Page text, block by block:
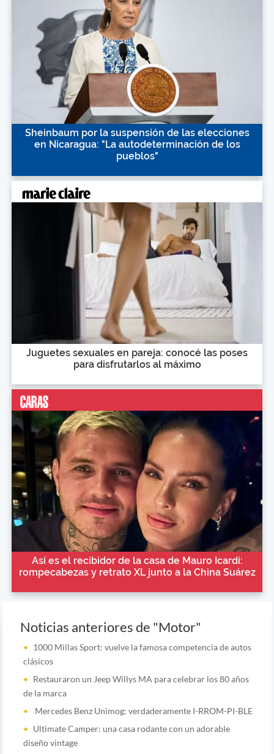
Sheinbaum por la suspensión de las elecciones
en Nicaragua: "La autodeterminación de los
pueblos"
Juguetes sexuales en pareja: conocé las poses
para disfrutarlos al máximo
Así es el recibidor de la casa de Mauro Icardi:
rompecabezas y retrato XL junto a la China Suárez
Noticias anteriores de "Motor"
1000 Millas Sport: vuelve la famosa competencia de autos
clásicos
Restauraron un Jeep Willys MA para celebrar los 80 años
de la marca
Mercedes Benz Unimog: verdaderamente I-RROM-PI-BLE
Ultimate Camper: una casa rodante con un adorable
diseño vintage